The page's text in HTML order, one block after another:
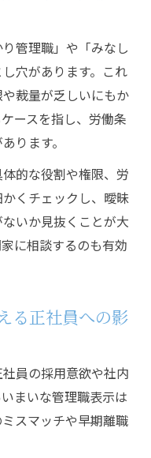
新たな視点
・求人で評価され
にする求人選び
せる採用市場の動
効果的にアピール
管理職経験の伝え
管理職」や「みなし
穴があります。これ
裁量が乏しいにもか
ースを指し、労働条
ります。
的な役割や権限、労
くチェックし、曖昧
いか見抜くことが大
に相談するのも有効
る正社員への影
員の採用意欲や社内
まいな管理職表示は
スマッチや早期離職